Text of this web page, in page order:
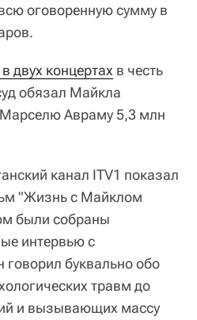
оговоренную сумму в
двух концертах в честь
обязал Майкла
Авраму 5,3 млн
канал ITV1 показал
"Жизнь с Майклом
были собраны
интервью с
буквально обо
травм до
и вызывающих массу